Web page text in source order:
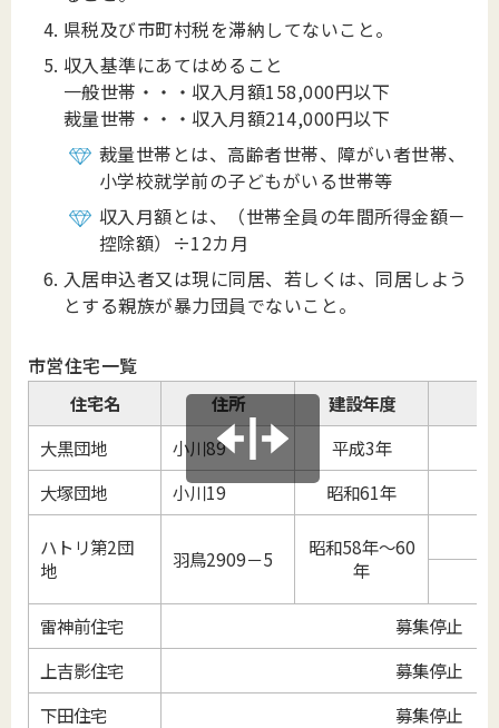
県税及び市町村税を滞納してないこと。
収入基準にあてはめること
一般世帯・・・収入月額158,000円以下
裁量世帯・・・収入月額214,000円以下
裁量世帯とは、高齢者世帯、障がい者世帯、
小学校就学前の子どもがいる世帯等
収入月額とは、（世帯全員の年間所得金額－
控除額）÷12カ月
入居申込者又は現に同居、若しくは、同居しよう
とする親族が暴力団員でないこと。
市営住宅一覧
住宅名 住所 建設年度
大黒団地
小川89 平成3年
大塚団地
小川19 昭和61年
ハトリ第2団
地
羽鳥2909－5
昭和58年～60
年
雷神前住宅
募集停止
上吉影住宅
募集停止
下田住宅
募集停止